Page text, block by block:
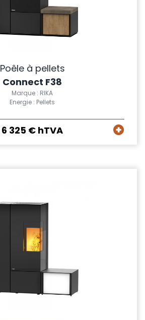
Poêle à pellets
Connect F38
Marque : RIKA
Energie : Pellets
6 325 € hTVA